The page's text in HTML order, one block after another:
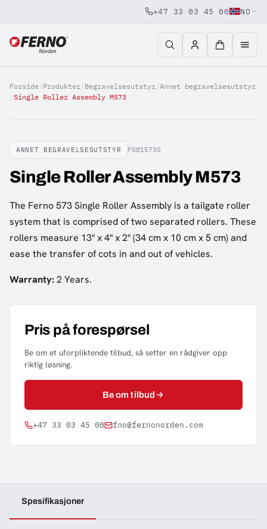
Jump to content
+47 33 03 45 00 NO
Forside/Produkter/Begravelsesutstyr/Annet begravelsesutstyr
/Single Roller Assembly M573
ANNET BEGRAVELSESUTSTYR F0815730
Single Roller Assembly M573
The Ferno 573 Single Roller Assembly is a tailgate roller
system that is comprised of two separated rollers. These
rollers measure 13" x 4" x 2" (34 cm x 10 cm x 5 cm) and
ease the transfer of cots in and out of vehicles.
Warranty: 2 Years.
Pris på forespørsel
Be om et uforpliktende tilbud, så setter en rådgiver opp
riktig løsning.
Be om tilbud
+47 33 03 45 00 fno@fernonorden.com
Spesifikasjoner